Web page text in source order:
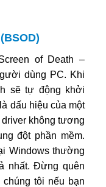
of Death –
dùng PC. Khi
sẽ tự động khởi
dấu hiệu của một
driver không tương
đột phần mềm.
Windows thường
nhất. Đừng quên
chúng tôi nếu bạn